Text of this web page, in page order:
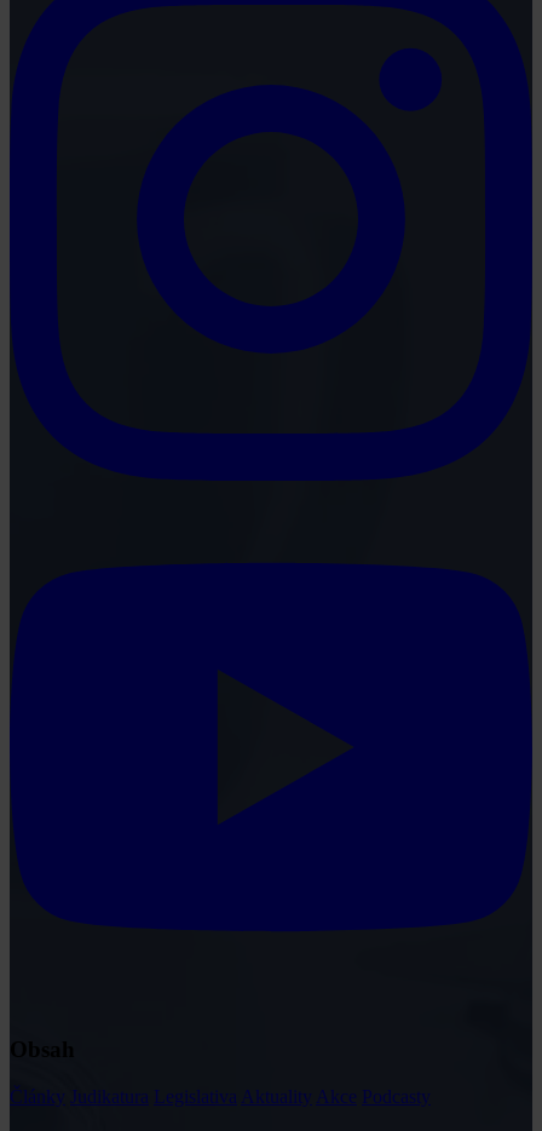
Články Judikatura Legislativa Aktuality Akce Podcasty